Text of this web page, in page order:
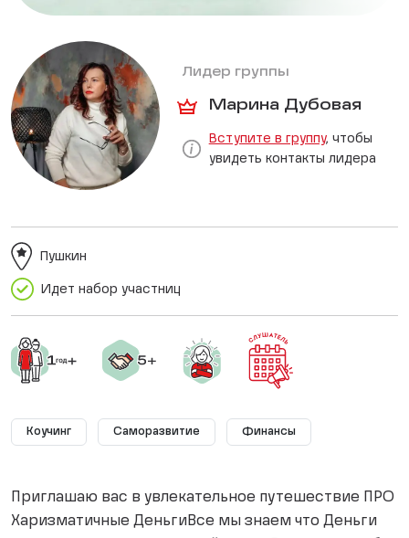
Лидер группы
Марина Дубовая
Вступите в группу, чтобы
увидеть контакты лидера
Идет набор участниц
Пушкин
Коучинг Саморазвитие Финансы
Приглашаю вас в увлекательное путешествие ПРО
Харизматичные ДеньгиВсе мы знаем что Деньги